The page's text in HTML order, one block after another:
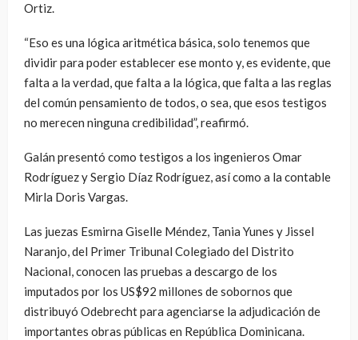
Ortiz.
“Eso es una lógica aritmética básica, solo tenemos que
dividir para poder establecer ese monto y, es evidente, que
falta a la verdad, que falta a la lógica, que falta a las reglas
del común pensamiento de todos, o sea, que esos testigos
no merecen ninguna credibilidad”, reafirmó.
Galán presentó como testigos a los ingenieros Omar
Rodríguez y Sergio Díaz Rodríguez, así como a la contable
Mirla Doris Vargas.
Las juezas Esmirna Giselle Méndez, Tania Yunes y Jissel
Naranjo, del Primer Tribunal Colegiado del Distrito
Nacional, conocen las pruebas a descargo de los
imputados por los US$92 millones de sobornos que
distribuyó Odebrecht para agenciarse la adjudicación de
importantes obras públicas en República Dominicana.